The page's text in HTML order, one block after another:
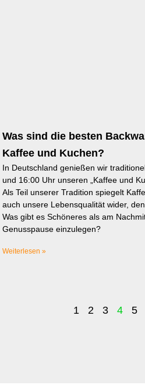
Was sind die besten
Kaffee und Kuchen?
In Deutschland genießen wir
und 16:00 Uhr unseren „Kaffee und
Als Teil unserer Tradition spiegelt
auch unsere Lebensqualität wider,
Was gibt es Schöneres als am
Genusspause einzulegen?
Weiterlesen »
1 2 3 4 5